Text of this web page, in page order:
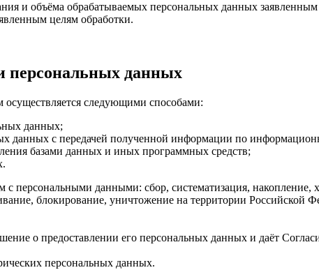
и объёма обрабатываемых персональных данных
целям обработки.
персональных данных
следующими способами:
данных;
данных с передачей полученной информации по
базами данных и иных программных средств;
персональными данными: сбор, систематизация, накопление,
блокирование, уничтожение на территории Российской
о предоставлении его персональных данных и даёт
персональных данных.